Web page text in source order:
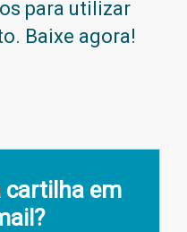
para utilizar
Baixe agora!
cartilha em